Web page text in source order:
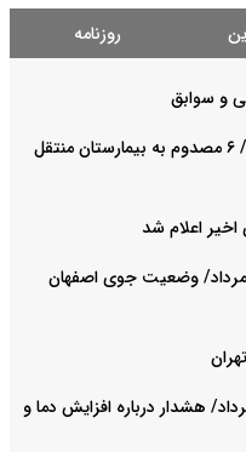
روزنامه
و سوابق
حادثه سقوط آسانسور در پاساژ علاءالدین/ ۶ مصدوم به بیمارستان منتقل
اعلام شد
پیش بینی هوای اصفهان فردا یکشنبه ۱۸ مرداد/ وضعیت جوی اصفهان
بینی هوای بوشهر فردا یکشنبه ۱۸ مرداد/ هشدار درباره افزایش دما و